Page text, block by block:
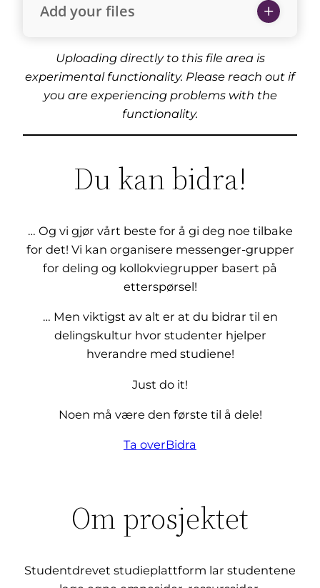
Add your files
Uploading directly to this file area is
experimental functionality. Please reach out if
you are experiencing problems with the
functionality.
Du kan bidra!
… Og vi gjør vårt beste for å gi deg noe tilbake
for det! Vi kan organisere messenger-grupper
for deling og kollokviegrupper basert på
etterspørsel!
… Men viktigst av alt er at du bidrar til en
delingskultur hvor studenter hjelper
hverandre med studiene!
Just do it!
Noen må være den første til å dele!
Ta overBidra
Om prosjektet
Studentdrevet studieplattform lar studentene